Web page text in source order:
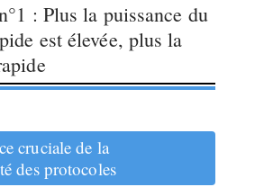
: Plus la puissance du
est élevée, plus la
cruciale de la
des protocoles